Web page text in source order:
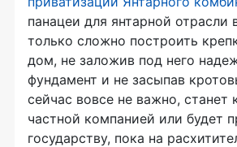
панацеи для янтарной отрасли
только сложно построить
дом, не заложив под него
фундамент и не засыпав
сейчас вовсе не важно, станет
частной компанией или будет
государству, пока на